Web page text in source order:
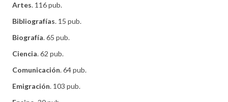
Artes. 116 pub.
Bibliografías. 15 pub.
Biografía. 65 pub.
Ciencia. 62 pub.
Comunicación. 64 pub.
Emigración. 103 pub.